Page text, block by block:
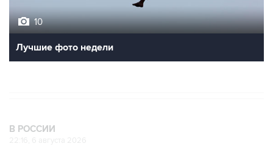
10
Лучшие фото недели
В РОССИИ